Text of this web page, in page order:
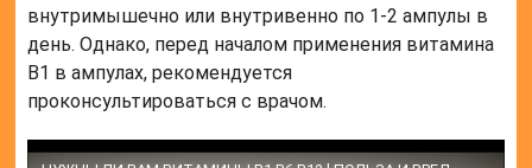
внутримышечно или внутривенно по 1-2 ампулы в
день. Однако, перед началом применения витамина
В1 в ампулах, рекомендуется
проконсультироваться с врачом.